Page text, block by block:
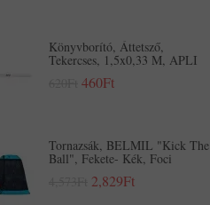
Könyvborító, Áttetsző,
Tekercses, 1,5x0,33 M, APLI
460Ft
Tornazsák, BELMIL "Kick The
Ball", Fekete- Kék, Foci
2,829Ft